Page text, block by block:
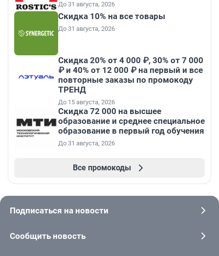
До 31 августа, 2026
Скидка 10% на все товары
До 31 августа, 2026
Скидка 20% от 4 000 ₽, 30% от 7 000
₽ и 40% от 12 000 ₽ на первый и все
повторные заказы по промокоду
ТРЕНД
До 15 августа, 2026
Скидка 72 000 на высшее
образование и среднее специальное
образование в первый год обучения
До 31 августа, 2026
Все промокоды
Подписаться на новости
Сообщить новость